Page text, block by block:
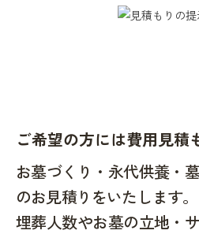
ご希望の方には費用見積
お墓づくり・永代供養・
のお見積りをいたします。
埋葬人数やお墓の立地・